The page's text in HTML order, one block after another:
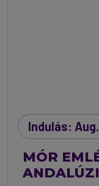
Indulás: Aug.
MÓR